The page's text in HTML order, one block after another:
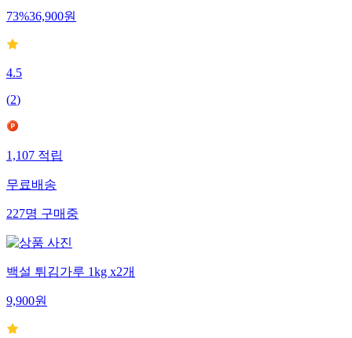
73%36,900원
4.5
(2)
1,107적립
무료배송
227명구매중
백설 튀김가루 1kg x2개
9,900원